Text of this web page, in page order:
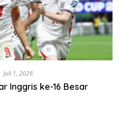
Juli 1, 2026
Inggris ke-16 Besar